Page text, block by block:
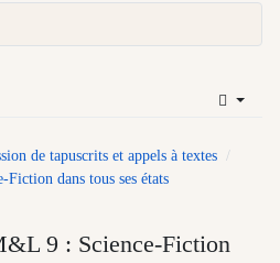
de tapuscrits et appels à textes
dans tous ses états
9 : Science-Fiction